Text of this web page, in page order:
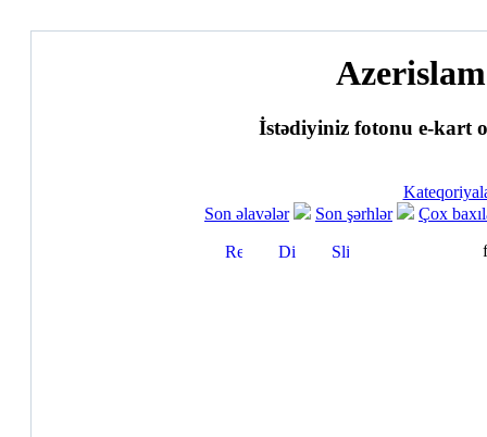
İstədiyiniz fotonu e-kart
Son əlavələr
Son şərhlər
Çox